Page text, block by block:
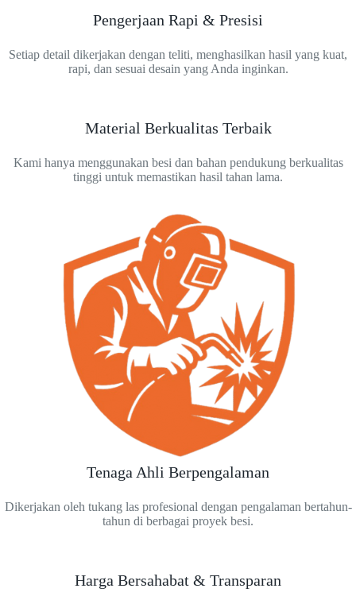
Pengerjaan Rapi & Presisi
Setiap detail dikerjakan dengan teliti, menghasilkan hasil yang kuat,
rapi, dan sesuai desain yang Anda inginkan.
Material Berkualitas Terbaik
Kami hanya menggunakan besi dan bahan pendukung berkualitas
tinggi untuk memastikan hasil tahan lama.
Tenaga Ahli Berpengalaman
Dikerjakan oleh tukang las profesional dengan pengalaman bertahun-
tahun di berbagai proyek besi.
Harga Bersahabat & Transparan